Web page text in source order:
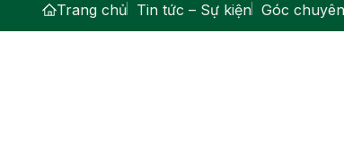
Trang chủ Tin tức – Sự kiện Góc